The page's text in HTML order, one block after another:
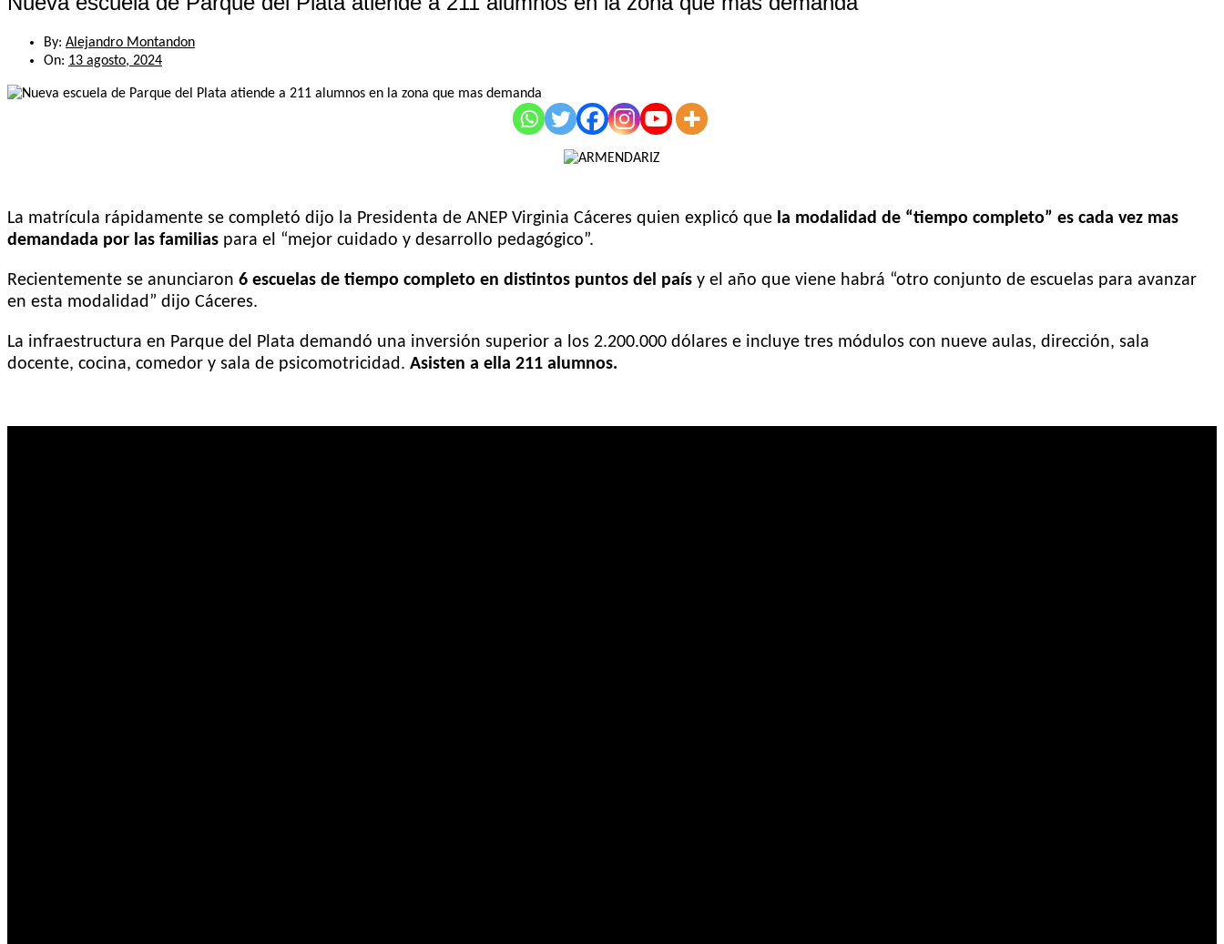
By: Alejandro Montandon
On: 13 agosto, 2024
La matrícula rápidamente se completó dijo la Presidenta de ANEP Virginia Cáceres quien explicó que la modalidad de “tiempo completo” es cada vez mas
demandada por las familias para el “mejor cuidado y desarrollo pedagógico”.
Recientemente se anunciaron 6 escuelas de tiempo completo en distintos puntos del país y el año que viene habrá “otro conjunto de escuelas para avanzar
en esta modalidad” dijo Cáceres.
La infraestructura en Parque del Plata demandó una inversión superior a los 2.200.000 dólares e incluye tres módulos con nueve aulas, dirección, sala
docente, cocina, comedor y sala de psicomotricidad. Asisten a ella 211 alumnos.